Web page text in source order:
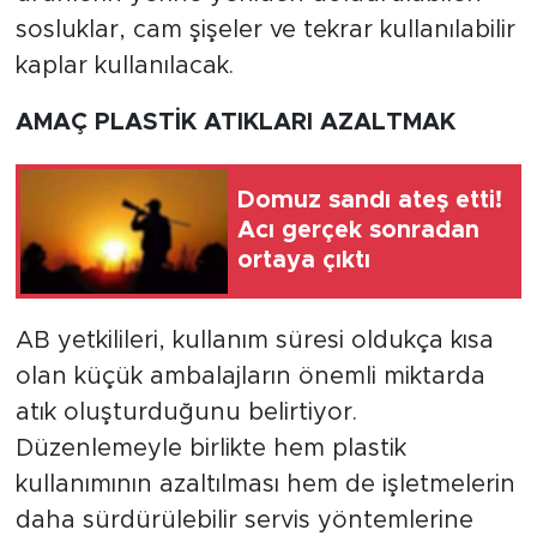
sosluklar, cam şişeler ve tekrar kullanılabilir
kaplar kullanılacak.
AMAÇ PLASTİK ATIKLARI AZALTMAK
Domuz sandı ateş etti!
Acı gerçek sonradan
ortaya çıktı
AB yetkilileri, kullanım süresi oldukça kısa
olan küçük ambalajların önemli miktarda
atık oluşturduğunu belirtiyor.
Düzenlemeyle birlikte hem plastik
kullanımının azaltılması hem de işletmelerin
daha sürdürülebilir servis yöntemlerine